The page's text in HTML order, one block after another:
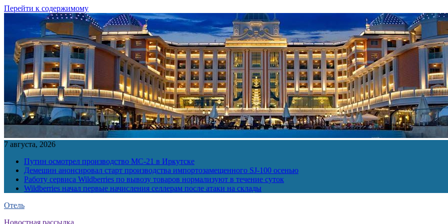
Перейти к содержимому
7 августа, 2026
Путин осмотрел производство МС-21 в Иркутске
Демешин анонсировал старт производства импортозамещенного SJ-100 осенью
Работу сервиса Wildberries по вывозу товаров нормализуют в течение суток
Wildberries начал первые начисления селлерам после атаки на склады
Отель
Новостная рассылка